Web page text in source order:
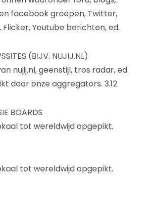
facebook groepen, Twitter,
Flicker, Youtube berichten, ed.
(BIJV. NUJIJ.NL)
nujij.nl, geenstijl, tros radar, ed
door onze aggregators. 3.12
BOARDS
tot wereldwijd opgepikt.
tot wereldwijd opgepikt.